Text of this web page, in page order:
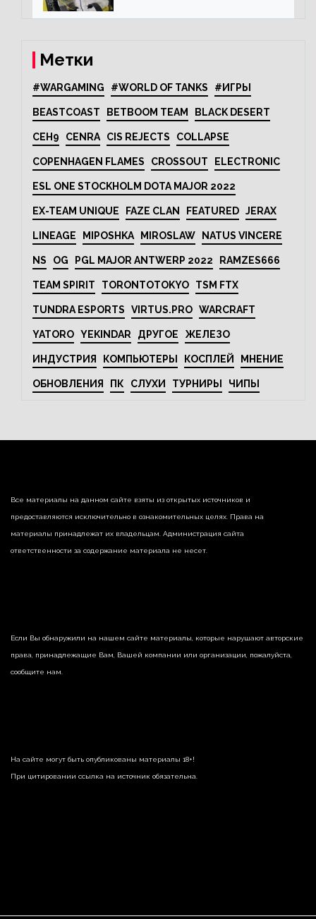
Метки
#WARGAMING #WORLD OF TANKS #ИГРЫ
BEASTCOAST BETBOOM TEAM BLACK DESERT
CEH9 CENRA CIS REJECTS COLLAPSE
COPENHAGEN FLAMES CROSSOUT ELECTRONIC
ESL ONE STOCKHOLM DOTA MAJOR 2022
EX-TEAM UNIQUE FAZE CLAN FEATURED JERAX
LINEAGE MIPOSHKA MIROSLAW NATUS VINCERE
NS OG PGL MAJOR ANTWERP 2022 RAMZES666
TEAM SPIRIT TORONTOTOKYO TSM FTX
TUNDRA ESPORTS VIRTUS.PRO WARCRAFT
YATORO YEKINDAR ДРУГОЕ ЖЕЛЕЗО
ИНДУСТРИЯ КОМПЬЮТЕРЫ КОСПЛЕЙ МНЕНИЕ
ОБНОВЛЕНИЯ ПК СЛУХИ ТУРНИРЫ ЧИПЫ
Все материалы на данном сайте взяты из открытых источников и
предоставляются исключительно в ознакомительных целях. Права на
материалы принадлежат их владельцам. Администрация сайта
ответственности за содержание материала не несет.
Если Вы обнаружили на нашем сайте материалы, которые нарушают авторские
права, принадлежащие Вам, Вашей компании или организации, пожалуйста,
сообщите нам.
На сайте могут быть опубликованы материалы 18+!
При цитировании ссылка на источник обязательна.